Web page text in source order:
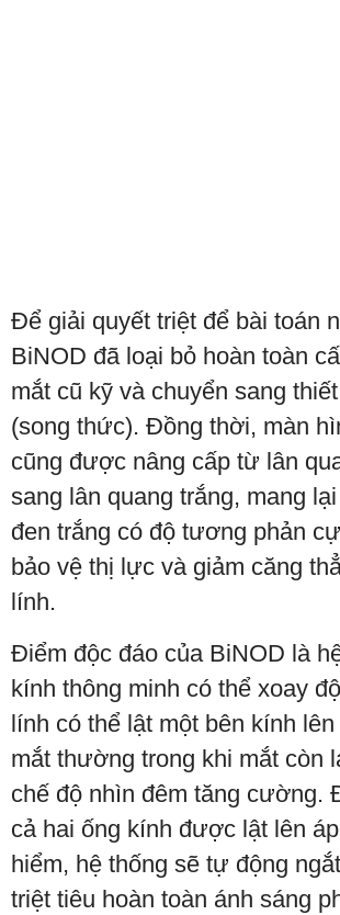
Để giải quyết triệt để bài toán
BiNOD đã loại bỏ hoàn toàn
mắt cũ kỹ và chuyển sang
(song thức). Đồng thời, màn
cũng được nâng cấp từ lân
sang lân quang trắng, mang
đen trắng có độ tương phản
bảo vệ thị lực và giảm căng
lính.
Điểm độc đáo của BiNOD là
kính thông minh có thể xoay
lính có thể lật một bên kính
mắt thường trong khi mắt còn
chế độ nhìn đêm tăng cường.
cả hai ống kính được lật lên
hiểm, hệ thống sẽ tự động
triệt tiêu hoàn toàn ánh sáng